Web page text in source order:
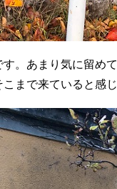
。あまり気に留め
まで来ていると感じ